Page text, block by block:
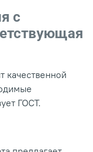
с
качественной
ГОСТ.